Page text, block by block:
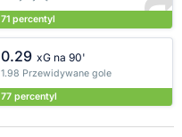
71 percentyl
0.29 xG na 90'
1.98 Przewidywane gole
77 percentyl